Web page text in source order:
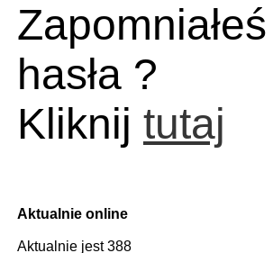
Zapomniałeś
hasła ?
Kliknij tutaj
Aktualnie online
Aktualnie jest 388